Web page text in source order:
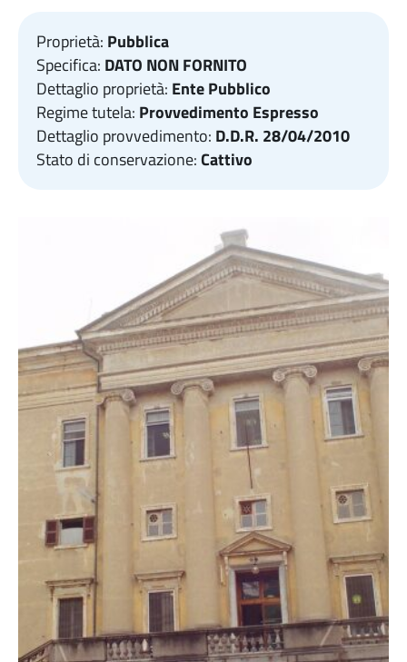
Proprietà: Pubblica
Specifica: DATO NON FORNITO
Dettaglio proprietà: Ente Pubblico
Regime tutela: Provvedimento Espresso
Dettaglio provvedimento: D.D.R. 28/04/2010
Stato di conservazione:Cattivo